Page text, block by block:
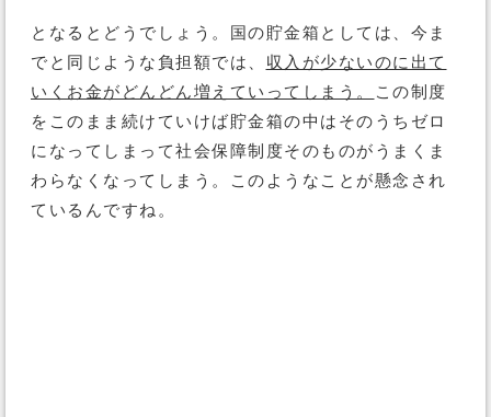
となるとどうでしょう。国の貯金箱としては、今ま
でと同じような負担額では、 収入が少ないのに出て
いくお金がどんどん増えていってしまう。
この制度
をこのまま続けていけば貯金箱の中はそのうちゼロ
になってしまって社会保障制度そのものがうまくま
わらなくなってしまう。このようなことが懸念され
ているんですね。